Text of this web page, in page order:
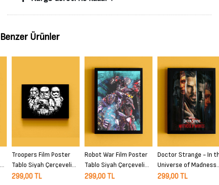
Benzer Ürünler
Troopers Film Poster
Tablo Siyah Çerçeveli
Yüksek Kalite Film Duvar
299,00 TL
Robot War Film Poster
Tablo Siyah Çerçeveli
Yüksek Kalite Film Duvar
299,00 TL
Doctor Strange - In the
Universe of Madness
Film Poster Tablo Siyah
299,00 TL